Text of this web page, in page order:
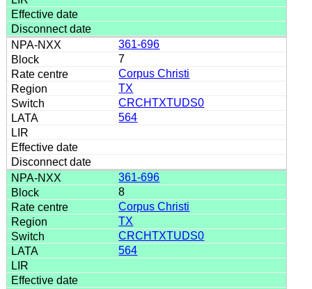
361-696
7
Corpus Christi
TX
CRCHTXTUDS0
564
361-696
8
Corpus Christi
TX
CRCHTXTUDS0
564